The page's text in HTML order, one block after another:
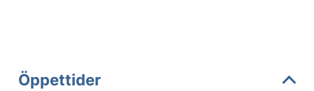
Öppettider